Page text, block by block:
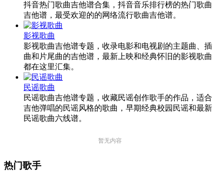
抖音热门歌曲吉他谱合集，抖音音乐排行榜的热门歌曲
吉他谱，最受欢迎的的网络流行歌曲吉他谱。
影视歌曲
影视歌曲吉他谱专题，收录电影和电视剧的主题曲、插
曲和片尾曲的吉他谱，最新上映和经典怀旧的影视歌曲
都在这里汇集。
民谣歌曲
民谣歌曲吉他谱专题，收藏民谣创作歌手的作品，适合
吉他弹唱的民谣风格的歌曲，早期经典校园民谣和最新
民谣歌曲六线谱。
暂无内容
热门歌手